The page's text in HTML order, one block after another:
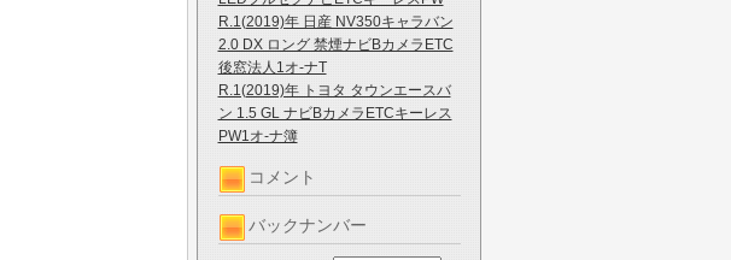
R.1(2019)年 日産 NV350キャラバン
2.0 DX ロング 禁煙ナビBカメラETC
後窓法人1オ-ナT
R.1(2019)年 トヨタ タウンエースバ
ン 1.5 GL ナビBカメラETCキーレス
PW1オ-ナ簿
コメント
バックナンバー